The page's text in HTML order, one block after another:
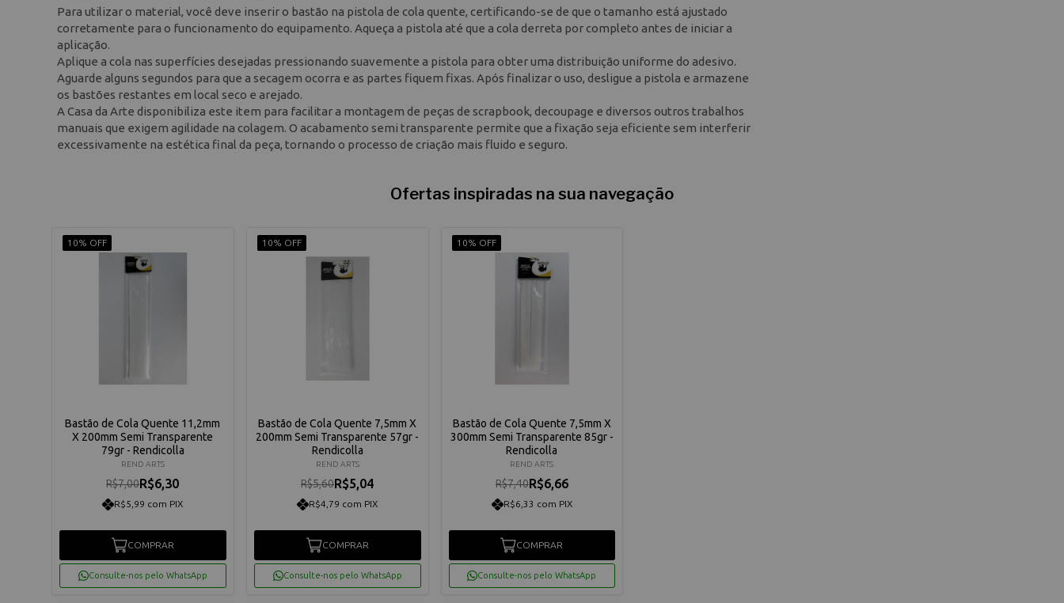
Para utilizar o material, você deve inserir o bastão na pistola de cola quente, certificando-se de que o tamanho está ajustado
corretamente para o funcionamento do equipamento. Aqueça a pistola até que a cola derreta por completo antes de iniciar a
aplicação.
Aplique a cola nas superfícies desejadas pressionando suavemente a pistola para obter uma distribuição uniforme do adesivo.
Aguarde alguns segundos para que a secagem ocorra e as partes fiquem fixas. Após finalizar o uso, desligue a pistola e armazene
os bastões restantes em local seco e arejado.
A Casa da Arte disponibiliza este item para facilitar a montagem de peças de scrapbook, decoupage e diversos outros trabalhos
manuais que exigem agilidade na colagem. O acabamento semi transparente permite que a fixação seja eficiente sem interferir
excessivamente na estética final da peça, tornando o processo de criação mais fluido e seguro.
Ofertas inspiradas na sua navegação
10% OFF
Bastão de Cola Quente 11,2mm
X 200mm Semi Transparente
79gr - Rendicolla
REND ARTS
R$7,00R$6,30
R$5,99 com PIX
COMPRAR
Consulte-nos pelo WhatsApp
10% OFF
Bastão de Cola Quente 7,5mm X
200mm Semi Transparente 57gr -
Rendicolla
REND ARTS
R$5,60R$5,04
R$4,79 com PIX
COMPRAR
Consulte-nos pelo WhatsApp
10% OFF
Bastão de Cola Quente 7,5mm X
300mm Semi Transparente 85gr -
Rendicolla
REND ARTS
R$7,40R$6,66
R$6,33 com PIX
COMPRAR
Consulte-nos pelo WhatsApp